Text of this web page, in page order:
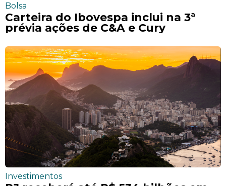
Bolsa
Carteira do Ibovespa inclui na 3ª
prévia ações de C&A e Cury
Investimentos